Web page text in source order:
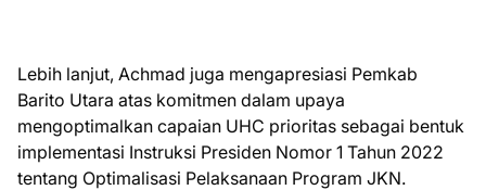
Lebih lanjut, Achmad juga mengapresiasi Pemkab
Barito Utara atas komitmen dalam upaya
mengoptimalkan capaian UHC prioritas sebagai bentuk
implementasi Instruksi Presiden Nomor 1 Tahun 2022
tentang Optimalisasi Pelaksanaan Program JKN.